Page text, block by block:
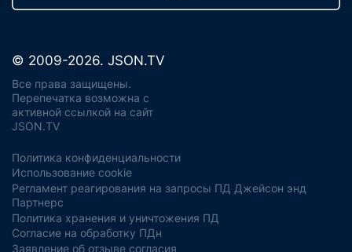
© 2009-2026. JSON.TV
Все права защищены.
Перепечатка возможна с
активной ссылкой на сайт
JSON.TV
Политика конфиденциальности
Использование cookie
Регламент реагирования на запросы ПД Джейсон энд
Партнерс
Политика хранения и уничтожения ПД
Согласие на обработку ПДн
Заявление об отзыве согласия